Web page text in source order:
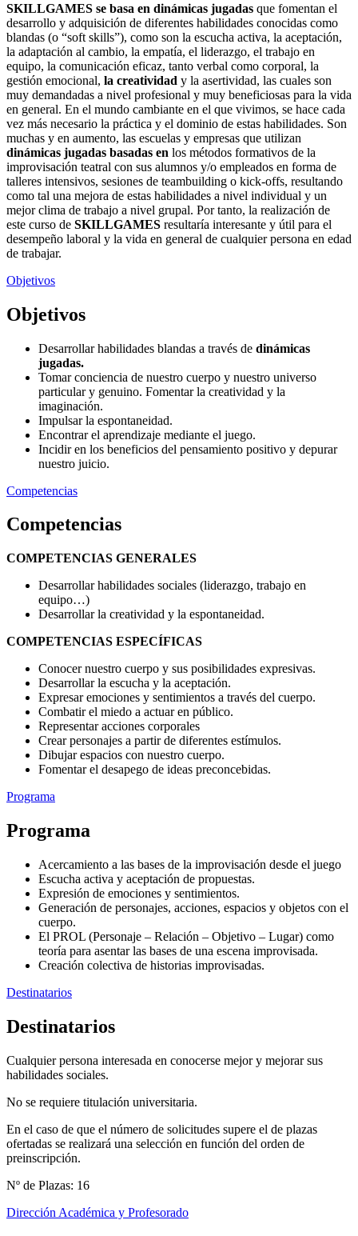
SKILLGAMES se basa en dinámicas jugadas que fomentan el
desarrollo y adquisición de diferentes habilidades conocidas como
blandas (o “soft skills”), como son la escucha activa, la aceptación,
la adaptación al cambio, la empatía, el liderazgo, el trabajo en
equipo, la comunicación eficaz, tanto verbal como corporal, la
gestión emocional, la creatividad y la asertividad, las cuales son
muy demandadas a nivel profesional y muy beneficiosas para la vida
en general. En el mundo cambiante en el que vivimos, se hace cada
vez más necesario la práctica y el dominio de estas habilidades. Son
muchas y en aumento, las escuelas y empresas que utilizan
dinámicas jugadas basadas en los métodos formativos de la
improvisación teatral con sus alumnos y/o empleados en forma de
talleres intensivos, sesiones de teambuilding o kick-offs, resultando
como tal una mejora de estas habilidades a nivel individual y un
mejor clima de trabajo a nivel grupal. Por tanto, la realización de
este curso de SKILLGAMES resultaría interesante y útil para el
desempeño laboral y la vida en general de cualquier persona en edad
de trabajar.
Objetivos
Objetivos
Desarrollar habilidades blandas a través de dinámicas
jugadas.
Tomar conciencia de nuestro cuerpo y nuestro universo
particular y genuino. Fomentar la creatividad y la
imaginación.
Impulsar la espontaneidad.
Encontrar el aprendizaje mediante el juego.
Incidir en los beneficios del pensamiento positivo y depurar
nuestro juicio.
Competencias
Competencias
COMPETENCIAS GENERALES
Desarrollar habilidades sociales (liderazgo, trabajo en
equipo…)
Desarrollar la creatividad y la espontaneidad.
COMPETENCIAS ESPECÍFICAS
Conocer nuestro cuerpo y sus posibilidades expresivas.
Desarrollar la escucha y la aceptación.
Expresar emociones y sentimientos a través del cuerpo.
Combatir el miedo a actuar en público.
Representar acciones corporales
Crear personajes a partir de diferentes estímulos.
Dibujar espacios con nuestro cuerpo.
Fomentar el desapego de ideas preconcebidas.
Programa
Programa
Acercamiento a las bases de la improvisación desde el juego
Escucha activa y aceptación de propuestas.
Expresión de emociones y sentimientos.
Generación de personajes, acciones, espacios y objetos con el
cuerpo.
El PROL (Personaje – Relación – Objetivo – Lugar) como
teoría para asentar las bases de una escena improvisada.
Creación colectiva de historias improvisadas.
Destinatarios
Destinatarios
Cualquier persona interesada en conocerse mejor y mejorar sus
habilidades sociales.
No se requiere titulación universitaria.
En el caso de que el número de solicitudes supere el de plazas
ofertadas se realizará una selección en función del orden de
preinscripción.
Nº de Plazas: 16
Dirección Académica y Profesorado